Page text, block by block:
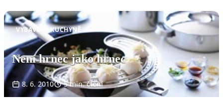
VYBAVENÍ KUCHYNĚ
Není hrnec jako hrnec
8. 6. 2010 5 min. čtení